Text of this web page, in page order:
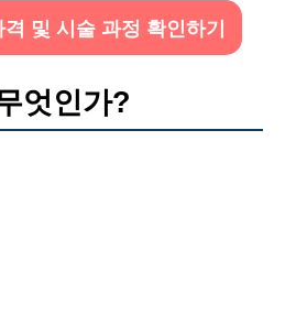
및 시술 과정 확인하기
엇인가?